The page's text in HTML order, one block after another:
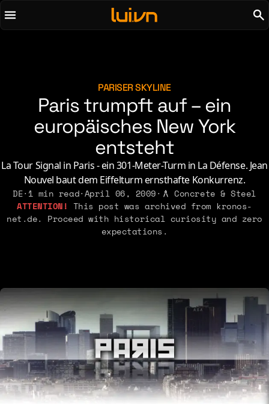
To main content
To menu
Curiosity & Science
Music
Nerdom & Games
Personal Lore
Politics & Ideology
2025
2023
2021
2019
2018
2015
2014
2013
2011
2010
2009
2008
About Contact
PARISER SKYLINE
Paris trumpft auf – ein
europäisches New York
entsteht
La Tour Signal in Paris - ein 301-Meter-Turm in La Défense. Jean
Nouvel baut dem Eiffelturm ernsthafte Konkurrenz.
DE· 1 min read·April 06, 2009·
Concrete & Steel
This post was archived from kronos-
net.de. Proceed with historical curiosity and zero
expectations.